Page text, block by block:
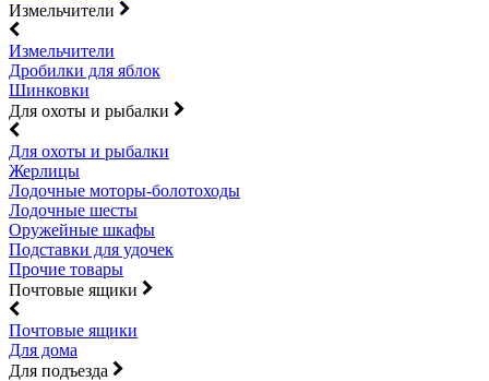
Измельчители
Измельчители
Дробилки для яблок
Шинковки
Для охоты и рыбалки
Для охоты и рыбалки
Жерлицы
Лодочные моторы-болотоходы
Лодочные шесты
Оружейные шкафы
Подставки для удочек
Прочие товары
Почтовые ящики
Почтовые ящики
Для дома
Для подъезда